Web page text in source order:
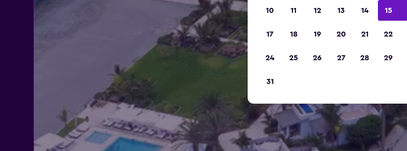
10 11 12 13 14 15
17 18 19 20 21 22
24 25 26 27 28 29
31